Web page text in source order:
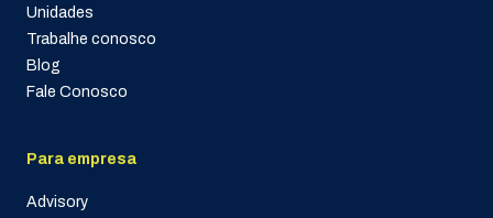
Unidades
Trabalhe conosco
Blog
Fale Conosco
Para empresa
Advisory